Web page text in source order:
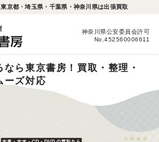
京都・埼玉県・千葉県・神奈川県は出張買取
神奈川県公安委員会許可
No.452560006611
ら東京書房！買取・整理・
ーズ対応